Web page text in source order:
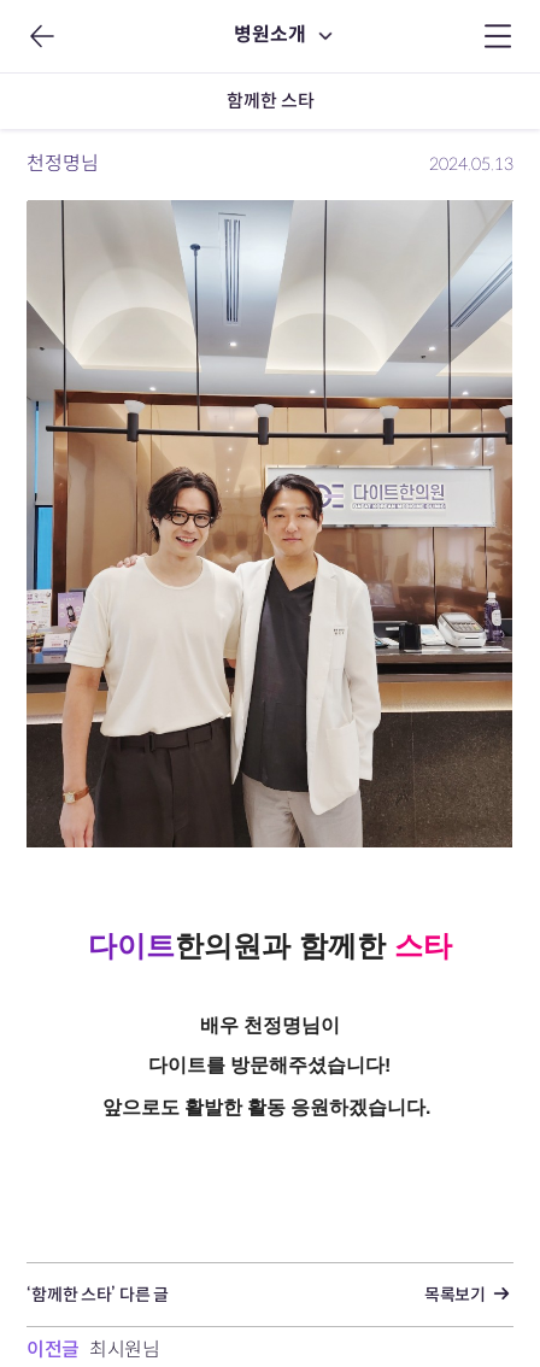
병원소개
함께한 스타
천정명님 2024.05.13
다이트한의원과 함께한 스타
배우 천정명님이
다이트를 방문해주셨습니다!
앞으로도 활발한 활동 응원하겠습니다.
‘함께한 스타’ 다른 글 목록보기
이전글 최시원님